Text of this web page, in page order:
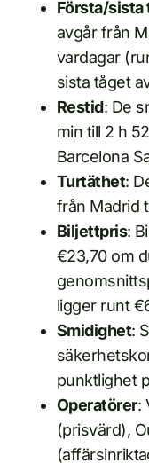
Första/sista
avgår från
vardagar
sista tåget
Restid: De
min till 2 h
Barcelona
Turtäthet:
från Madrid
Biljettpris:
€23,70 om
ligger runt
Smidighet:
punktlighet
Operatörer:
(prisvärd),